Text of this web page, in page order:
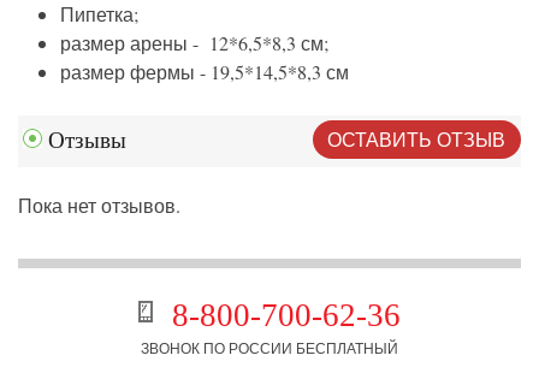
Пипетка;
размер арены - 12*6,5*8,3 см;
размер фермы - 19,5*14,5*8,3 см
Отзывы ОСТАВИТЬ ОТЗЫВ
Пока нет отзывов.
8-800-700-62-36
ЗВОНОК ПО РОССИИ БЕСПЛАТНЫЙ